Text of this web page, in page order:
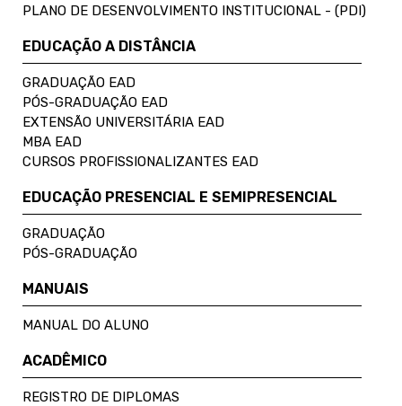
PLANO DE DESENVOLVIMENTO INSTITUCIONAL - (PDI)
EDUCAÇÃO A DISTÂNCIA
GRADUAÇÃO EAD
PÓS-GRADUAÇÃO EAD
EXTENSÃO UNIVERSITÁRIA EAD
MBA EAD
CURSOS PROFISSIONALIZANTES EAD
EDUCAÇÃO PRESENCIAL E SEMIPRESENCIAL
GRADUAÇÃO
PÓS-GRADUAÇÃO
MANUAIS
MANUAL DO ALUNO
ACADÊMICO
REGISTRO DE DIPLOMAS